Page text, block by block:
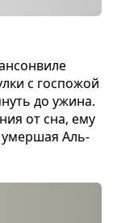
с гос­по­жой
до ужина.
от сна, ему
умер­шая Аль­